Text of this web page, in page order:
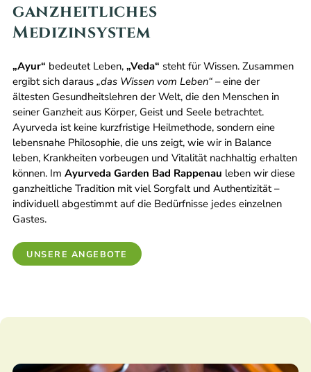
ganzheitliches
Medizinsystem
„Ayur“ bedeutet Leben, „Veda“ steht für Wissen. Zusammen
ergibt sich daraus „das Wissen vom Leben“– eine der
ältesten Gesundheitslehren der Welt, die den Menschen in
seiner Ganzheit aus Körper, Geist und Seele betrachtet.
Ayurveda ist keine kurzfristige Heilmethode, sondern eine
lebensnahe Philosophie, die uns zeigt, wie wir in Balance
leben, Krankheiten vorbeugen und Vitalität nachhaltig erhalten
können. Im Ayurveda Garden Bad Rappenau leben wir diese
ganzheitliche Tradition mit viel Sorgfalt und Authentizität –
individuell abgestimmt auf die Bedürfnisse jedes einzelnen
Gastes.
UNSERE ANGEBOTE